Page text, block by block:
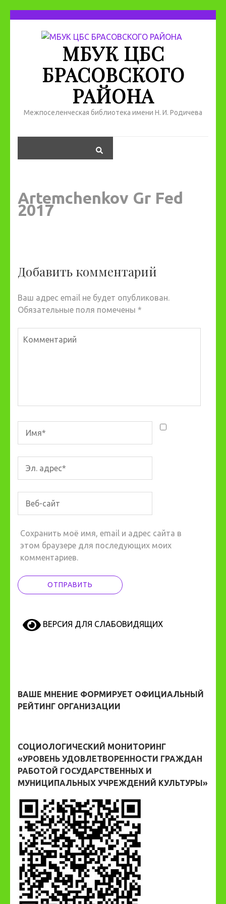
МБУК ЦБС
БРАСОВСКОГО
РАЙОНА
Межпоселенческая библиотека имени Н. И. Родичева
Artemchenkov Gr Fed
2017
Добавить комментарий
Ваш адрес email не будет опубликован.
Обязательные поля помечены *
Сохранить моё имя, email и адрес сайта в
этом браузере для последующих моих
комментариев.
ВЕРСИЯ ДЛЯ СЛАБОВИДЯЩИХ
ВАШЕ МНЕНИЕ ФОРМИРУЕТ ОФИЦИАЛЬНЫЙ
РЕЙТИНГ ОРГАНИЗАЦИИ
СОЦИОЛОГИЧЕСКИЙ МОНИТОРИНГ
«УРОВЕНЬ УДОВЛЕТВОРЕННОСТИ ГРАЖДАН
РАБОТОЙ ГОСУДАРСТВЕННЫХ И
МУНИЦИПАЛЬНЫХ УЧРЕЖДЕНИЙ КУЛЬТУРЫ»